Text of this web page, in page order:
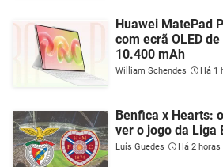
Huawei MatePad
com ecrã OLED
10.400 mAh
William Schendes Há 1
Benfica x Hearts:
ver o jogo da Liga
Luís Guedes Há 2 horas